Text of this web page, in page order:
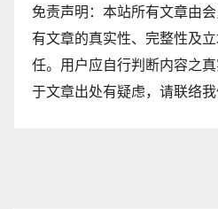
免责声明：本站所有文章由
有文章的真实性、完整性及
任。用户应自行判断内容之
于文章出处有疑虑，请联络